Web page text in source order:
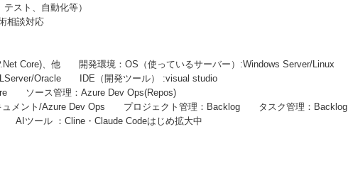
スト、自動化等）
相談対応
Core)、他 開発環境：OS（使っているサーバー）:Windows Server/Linux
Oracle IDE（開発ツール） :visual studio
ソース管理：Azure Dev Ops(Repos)
ュメント/Azure Dev Ops プロジェクト管理：Backlog タスク管理：Backlog
AIツール ：Cline・Claude Codeはじめ拡大中